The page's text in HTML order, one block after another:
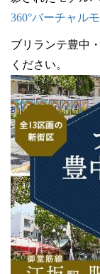
360°バーチャル
ブリランテ豊中
ください。